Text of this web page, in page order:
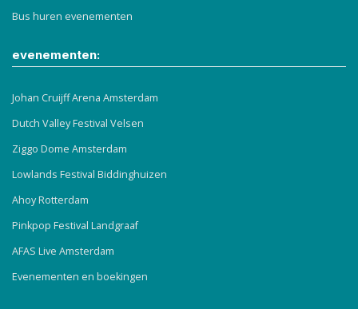
Bus huren evenementen
evenementen:
Johan Cruijff Arena Amsterdam
Dutch Valley Festival Velsen
Ziggo Dome Amsterdam
Lowlands Festival Biddinghuizen
Ahoy Rotterdam
Pinkpop Festival Landgraaf
AFAS Live Amsterdam
Evenementen en boekingen